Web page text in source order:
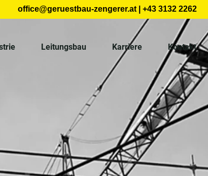
office@geruestbau-zengerer.at | +43 3132 2262
Leitungsbau Karriere Kontakt